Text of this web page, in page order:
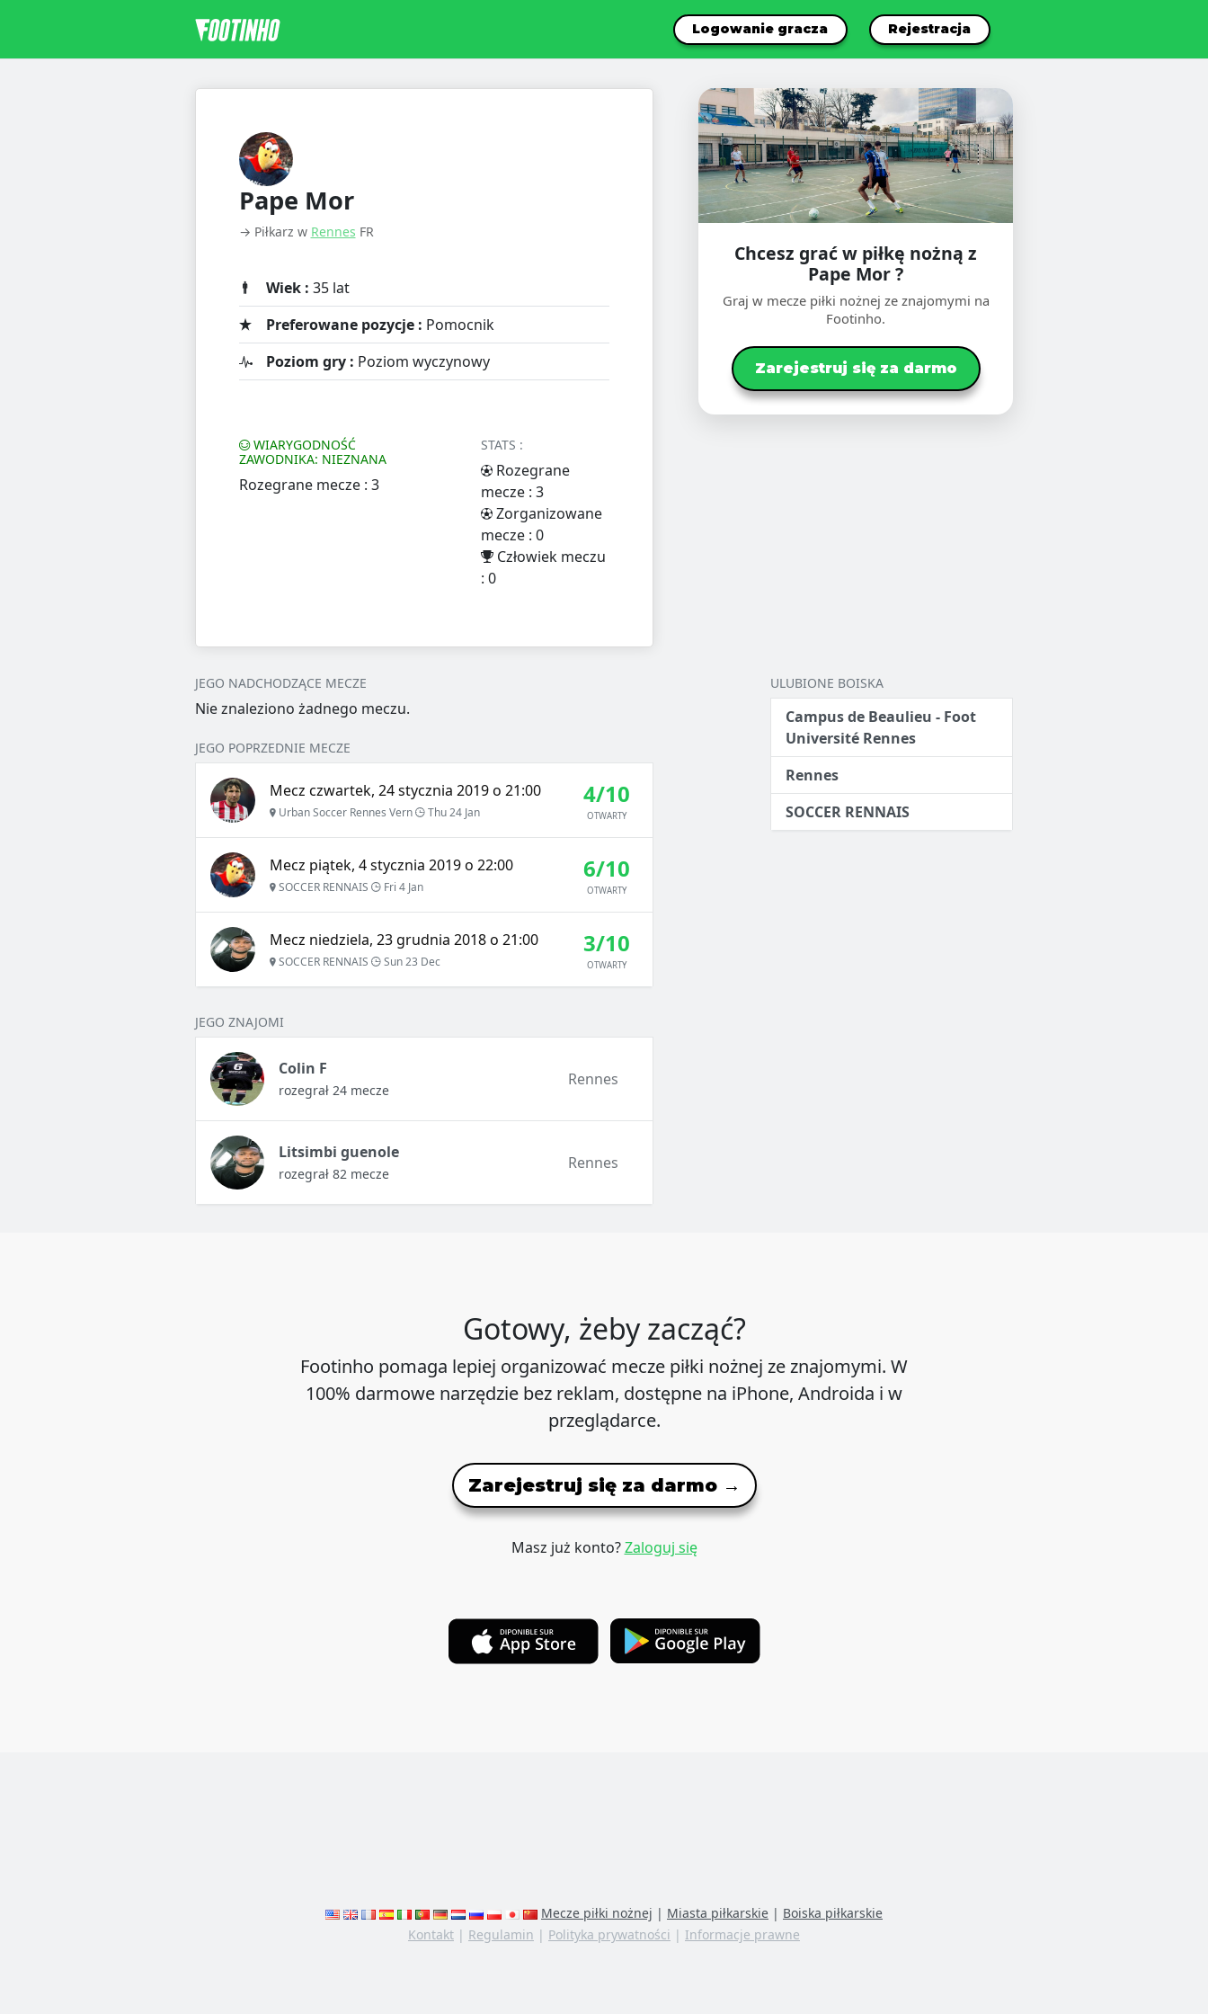
Logowanie gracza Rejestracja
Pape Mor
→ Piłkarz w Rennes FR
Wiek : 35 lat
Preferowane pozycje : Pomocnik
Poziom gry : Poziom wyczynowy
WIARYGODNOŚĆ
ZAWODNIKA: NIEZNANA
Rozegrane mecze : 3
STATS :
Rozegrane
mecze : 3
Zorganizowane
mecze : 0
Człowiek meczu
: 0
Chcesz grać w piłkę nożną z
Pape Mor ?
Graj w mecze piłki nożnej ze znajomymi na
Footinho.
Zarejestruj się za darmo
JEGO NADCHODZĄCE MECZE
Nie znaleziono żadnego meczu.
JEGO POPRZEDNIE MECZE
Mecz czwartek, 24 stycznia 2019 o 21:00
Urban Soccer Rennes Vern Thu 24 Jan
4/10
OTWARTY
Mecz piątek, 4 stycznia 2019 o 22:00
SOCCER RENNAIS Fri 4 Jan
6/10
OTWARTY
Mecz niedziela, 23 grudnia 2018 o 21:00
SOCCER RENNAIS Sun 23 Dec
3/10
OTWARTY
JEGO ZNAJOMI
Colin F
rozegrał 24 mecze
Rennes
Litsimbi guenole
rozegrał 82 mecze
Rennes
ULUBIONE BOISKA
Campus de Beaulieu - Foot
Université Rennes
Rennes
SOCCER RENNAIS
Gotowy, żeby zacząć?
Footinho pomaga lepiej organizować mecze piłki nożnej ze znajomymi. W
100% darmowe narzędzie bez reklam, dostępne na iPhone, Androida i w
przeglądarce.
Zarejestruj się za darmo →
Masz już konto?Zaloguj się
Mecze piłki nożnej | Miasta piłkarskie | Boiska piłkarskie
Kontakt | Regulamin | Polityka prywatności | Informacje prawne